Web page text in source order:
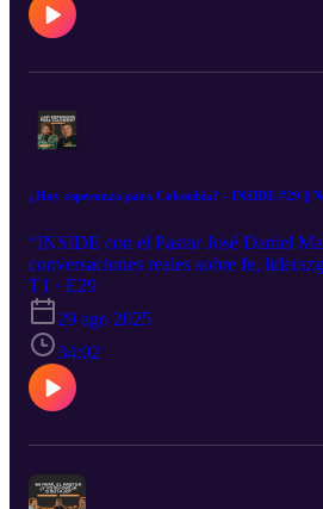
¿Hay
“INSIDE con el Pastor José Daniel
conversaciones reales sobre fe,
Aquí buscamos crecer más allá de lo
realmente transforma vidas. Disfruta
alguien que lo necesite. 👉 Suscríbete
episodio. 📲 Síguenos en redes:
T1 · E29
29 ago 2025
34:02